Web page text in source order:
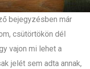
bejegyzésben már
csütörtökön dél
vajon mi lehet a
jelét sem adta annak,